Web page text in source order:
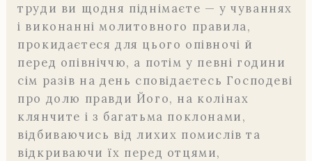
труди ви щодня піднімаєте — у чуваннях
і виконанні молитовного правила,
прокидаєтеся для цього опівночі й
перед опівніччю, а потім у певні години
сім разів на день сповідаєтесь Господеві
про долю правди Його, на колінах
клянчите і з багатьма поклонами,
відбиваючись від лихих помислів та
відкриваючи їх перед отцями,